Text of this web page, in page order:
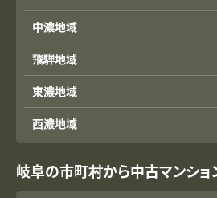
中濃地域
飛騨地域
東濃地域
西濃地域
岐阜の市町村から中古マンショ